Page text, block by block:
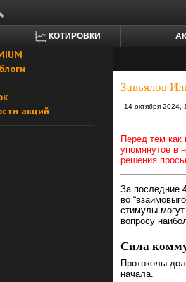
КОТИРОВКИ
акций
Завьялов
14 октября 2024,
Перед тем как
упомянутое в
решения
За последние
во
стимулы могут
вопросу
Сила
Протоколы
начала.